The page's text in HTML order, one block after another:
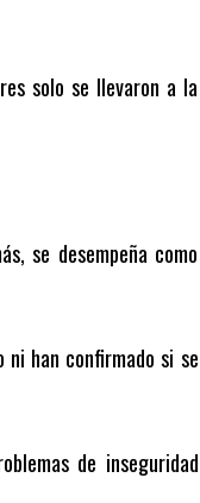
solo se llevaron a la
se desempeña como
ni han confirmado si se
de inseguridad